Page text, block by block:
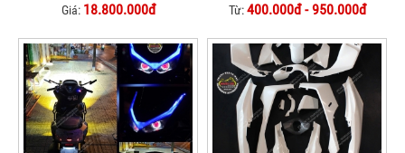
Giá: 18.800.000đ Từ:400.000đ - 950.000đ